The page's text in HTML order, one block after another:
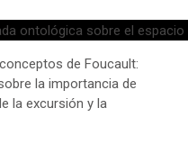
de Foucault:
la importancia de
la excursión y la